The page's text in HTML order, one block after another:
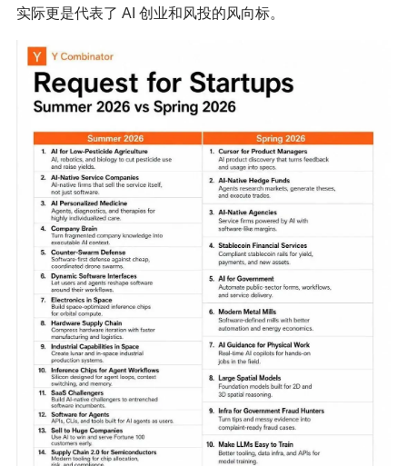
实际更是代表了 AI 创业和风投的风向标。